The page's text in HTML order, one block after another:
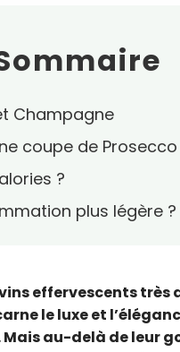
Champagne
coupe de
?
plus légère ?
effervescents
le luxe et
au-delà de leur